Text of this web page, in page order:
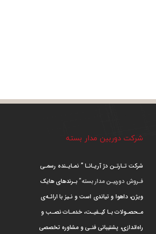
شرکت دوربین مدار بسته
شرکت تـارتـن دژ آریـانـا ” نمـایـنده رسمـی
فـروش دوربیـن مدار بسته”بـرندهای هایک
ویژن، داهوا و تیاندی است و نـیز با ارائـه‌ی
مـحصـولات بـا کیـفیـت، خدمـات نصـب و
راه‌اندازی، پشتیبانی فنـی و مشاوره تخصصی